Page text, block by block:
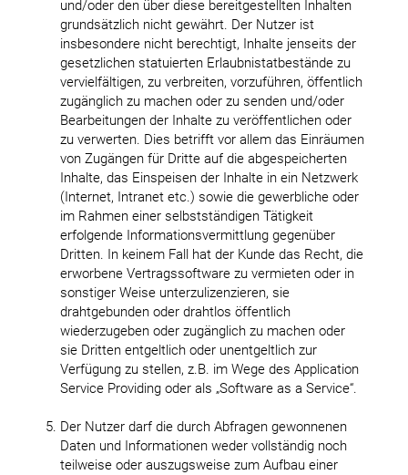
und/oder den über diese bereitgestellten Inhalten
grundsätzlich nicht gewährt. Der Nutzer ist
insbesondere nicht berechtigt, Inhalte jenseits der
gesetzlichen statuierten Erlaubnistatbestände zu
vervielfältigen, zu verbreiten, vorzuführen, öffentlich
zugänglich zu machen oder zu senden und/oder
Bearbeitungen der Inhalte zu veröffentlichen oder
zu verwerten. Dies betrifft vor allem das Einräumen
von Zugängen für Dritte auf die abgespeicherten
Inhalte, das Einspeisen der Inhalte in ein Netzwerk
(Internet, Intranet etc.) sowie die gewerbliche oder
im Rahmen einer selbstständigen Tätigkeit
erfolgende Informationsvermittlung gegenüber
Dritten. In keinem Fall hat der Kunde das Recht, die
erworbene Vertragssoftware zu vermieten oder in
sonstiger Weise unterzulizenzieren, sie
drahtgebunden oder drahtlos öffentlich
wiederzugeben oder zugänglich zu machen oder
sie Dritten entgeltlich oder unentgeltlich zur
Verfügung zu stellen, z.B. im Wege des Application
Service Providing oder als „Software as a Service“.
Der Nutzer darf die durch Abfragen gewonnenen
Daten und Informationen weder vollständig noch
teilweise oder auszugsweise zum Aufbau einer